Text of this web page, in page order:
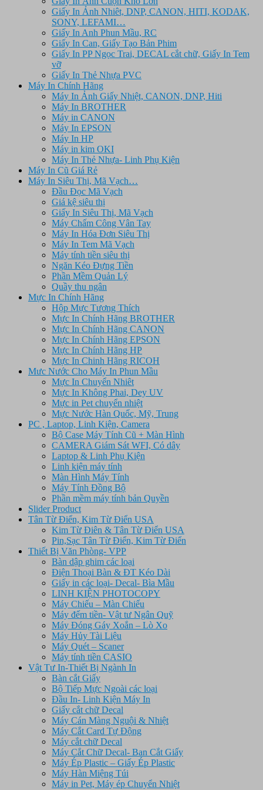
Giấy In Ảnh Nhiêt, DNP, CANON, HITI, KODAK,
SONY, LEFAMI…
Giấy In Anh Phun Mầu, RC
Giấy In Can, Giấy Tạo Bản Phim
Giấy In PP Ngọc Trai, DECAL cắt chữ, Giấy In Tem
vỡ
Giấy In Thẻ Nhựa PVC
Máy In Chính Hãng
Máy In Ảnh Giấy Nhiệt, CANON, DNP, Hiti
Máy In BROTHER
Máy in CANON
Máy In EPSON
Máy In HP
Máy in kim OKI
Máy In Thẻ Nhựa- Linh Phụ Kiện
Máy In Cũ Giá Rẻ
Máy In Siêu Thị, Mã Vạch…
Đầu Đọc Mã Vạch
Giá kệ siêu thị
Giấy In Siêu Thị, Mã Vạch
Máy Chấm Công Vân Tay
Máy In Hóa Đơn Siêu Thị
Máy In Tem Mã Vạch
Máy tính tiền siêu thị
Ngăn Kéo Đựng Tiền
Phần Mềm Quản Lý
Quầy thu ngân
Mực In Chính Hãng
Hộp Mực Tương Thích
Mực In Chính Hãng BROTHER
Mực In Chính Hãng CANON
Mực In Chính Hãng EPSON
Mực In Chính Hãng HP
Mực In Chinh Hãng RICOH
Mưc Nước Cho Máy In Phun Mầu
Mực In Chuyển Nhiêt
Mực In Không Phai, Dey UV
Mực in Pet chuyển nhiệt
Mực Nước Hàn Quốc, Mỹ, Trung
PC , Laptop, Linh Kiện, Camera
Bộ Case Máy Tính Cũ + Màn Hình
CAMERA Giám Sát WFI, Có dây
Laptop & Linh Phụ Kiện
Linh kiện máy tính
Màn Hình Máy Tính
Máy Tính Đồng Bộ
Phần mềm máy tính bản Quyền
Slider Product
Tân Từ Điển, Kim Từ Điển USA
Kim Từ Điên & Tân Từ Điển USA
Pin,Sạc Tân Từ Điển, Kim Từ Điển
Thiết Bị Văn Phòng- VPP
Bàn dập ghim các loại
Điện Thoại Bàn & ĐT Kéo Dài
Giấy in các loại- Decal- Bìa Mầu
LINH KIỆN PHOTOCOPY
Máy Chiếu – Màn Chiếu
Máy đếm tiền- Vật tư Ngân Quỹ
Máy Đóng Gáy Xoắn – Lò Xo
Máy Hủy Tài Liệu
Máy Quét – Scaner
Máy tính tiền CASIO
Vật Tư In-Thiết Bị Ngành In
Bàn cắt Giấy
Bộ Tiếp Mực Ngoài các loại
Đầu In- Linh Kiện Máy In
Giấy cắt chữ Decal
Máy Cán Màng Nguội & Nhiệt
Máy Cắt Card Tự Động
Máy cắt chữ Decal
Máy Cắt Chữ Decal- Ban Cắt Giấy
Máy Ép Plastic – Giấy Ép Plastic
Máy Hàn Miệng Túi
Máy in Pet, Máy ép Chuyển Nhiệt